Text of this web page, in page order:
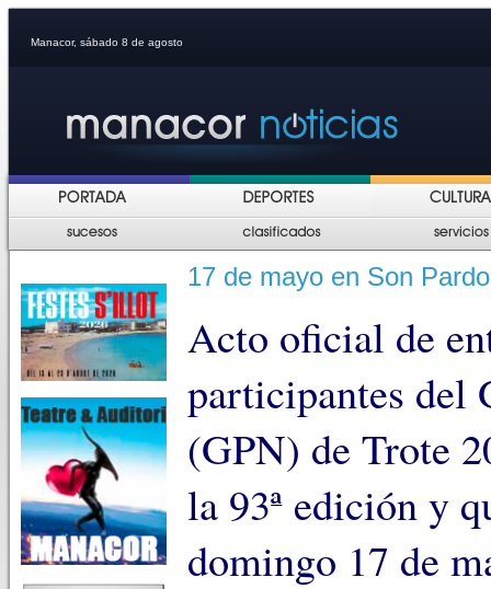
Manacor, sábado 8 de agosto
17 de mayo en Son
Acto oficial de
participantes del
(GPN) de Trote
la 93ª edición y
domingo 17 de